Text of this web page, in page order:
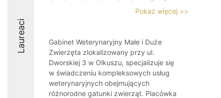
Laureaci
Pokaż więcej >>
Gabinet Weterynaryjny Małe i Duże
Zwierzęta zlokalizowany przy ul.
Dworskiej 3 w Olkuszu, specjalizuje się
w świadczeniu kompleksowych usług
weterynaryjnych obejmujących
różnorodne gatunki zwierząt. Placówka